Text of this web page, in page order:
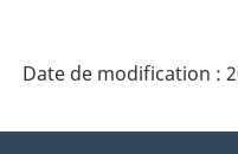
Date de modification :